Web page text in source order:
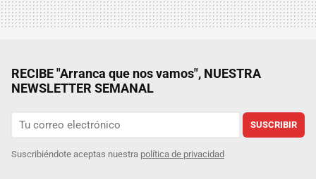
RECIBE "Arranca que nos vamos", NUESTRA
NEWSLETTER SEMANAL
SUSCRIBIR
Suscribiéndote aceptas nuestra política de privacidad